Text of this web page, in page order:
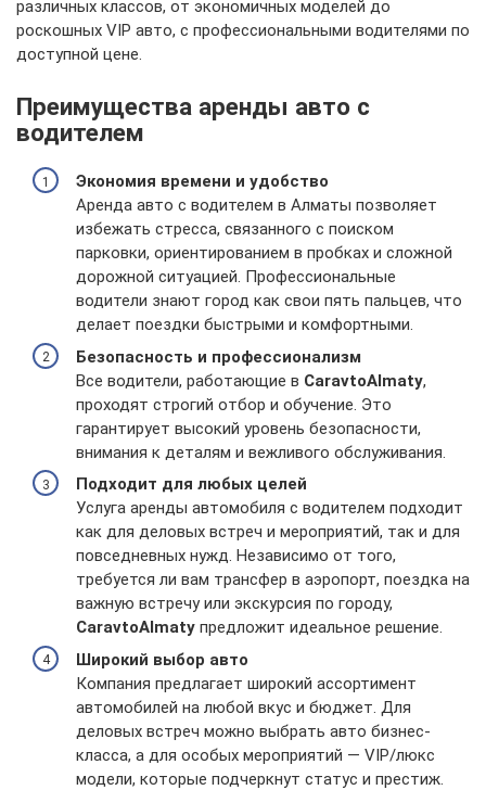
различных классов, от экономичных моделей до
роскошных VIP авто, с профессиональными водителями по
доступной цене.
Преимущества аренды авто с
водителем
Экономия времени и удобство
Аренда авто с водителем в Алматы позволяет
избежать стресса, связанного с поиском
парковки, ориентированием в пробках и сложной
дорожной ситуацией. Профессиональные
водители знают город как свои пять пальцев, что
делает поездки быстрыми и комфортными.
Безопасность и профессионализм
Все водители, работающие в CaravtoAlmaty,
проходят строгий отбор и обучение. Это
гарантирует высокий уровень безопасности,
внимания к деталям и вежливого обслуживания.
Подходит для любых целей
Услуга аренды автомобиля с водителем подходит
как для деловых встреч и мероприятий, так и для
повседневных нужд. Независимо от того,
требуется ли вам трансфер в аэропорт, поездка на
важную встречу или экскурсия по городу,
CaravtoAlmaty предложит идеальное решение.
Широкий выбор авто
Компания предлагает широкий ассортимент
автомобилей на любой вкус и бюджет. Для
деловых встреч можно выбрать авто бизнес-
класса, а для особых мероприятий — VIP/люкс
модели, которые подчеркнут статус и престиж.